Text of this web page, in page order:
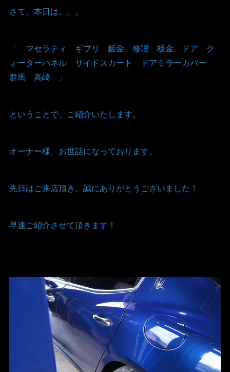
さて、本日は。。。
「 マセラティ ギブリ 鈑金 修理 板金 ドア ク
ォーターパネル サイドスカート ドアミラーカバー
群馬 高崎 」
ということで、ご紹介いたします。
オーナー様、お世話になっております。
先日はご来店頂き、誠にありがとうございました！
早速ご紹介させて頂きます！